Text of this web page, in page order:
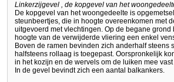
Linkerzijgevel , de kopgevel van het
De kopgevel van het woongedeelte is
steunbeertjes, die in hoogte overeenkomen met
uitgevoerd met vlechtingen. Op de begane
hoogte van de verwijderde vliering een enkel
Boven de ramen bevinden zich anderhalf steens
halfsteens rollaag is toegepast. Oorspronkelijk
in het kozijn en de wervels om de luiken mee
In de gevel bevindt zich een aantal balkankers.